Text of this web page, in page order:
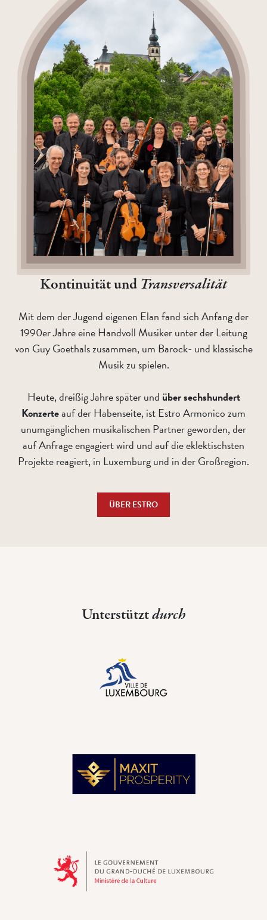
Kontinuität und Transversalität
Mit dem der Jugend eigenen Elan fand sich Anfang der
1990er Jahre eine Handvoll Musiker unter der Leitung
von Guy Goethals zusammen, um Barock- und klassische
Musik zu spielen.
Heute, dreißig Jahre später und über sechshundert
Konzerteauf der Habenseite, ist Estro Armonico zum
unumgänglichen musikalischen Partner geworden, der
auf Anfrage engagiert wird und auf die eklektischsten
Projekte reagiert, in Luxemburg und in der Großregion.
ÜBER ESTRO
Unterstütztdurch